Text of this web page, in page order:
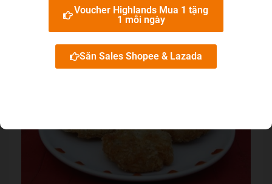
6. Chả cá chiên xù
Voucher Highlands Mua 1 tặng
1 mỗi ngày
Săn Sales Shopee & Lazada